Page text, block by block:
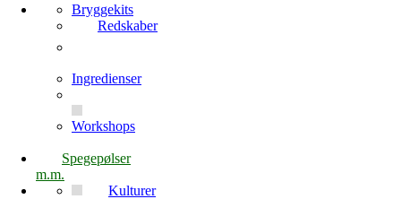
Bryggekits
Redskaber
Ingredienser
Workshops
Spegepølser
m.m.
Kulturer